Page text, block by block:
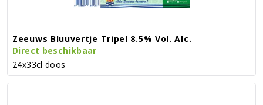
Zeeuws Bluuvertje Tripel 8.5% Vol. Alc.
Direct beschikbaar
24x33cl doos